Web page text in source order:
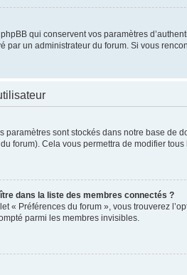
qui conservent vos paramètres
par un administrateur du forum. Si vous
paramètres sont stockés dans notre base de
forum). Cela vous permettra de modifier
dans la liste des membres connectés ?
« Préférences du forum », vous trouverez
parmi les membres invisibles.